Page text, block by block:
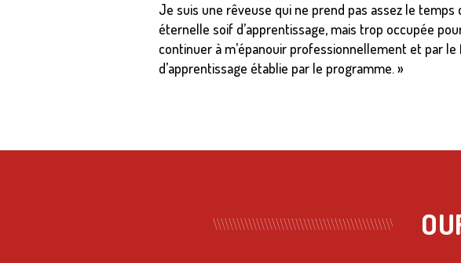
Je suis une rêveuse qui ne prend pas assez le
éternelle soif d’apprentissage, mais trop occupée
continuer à m’épanouir professionnellement et par
d’apprentissage établie par le programme. »